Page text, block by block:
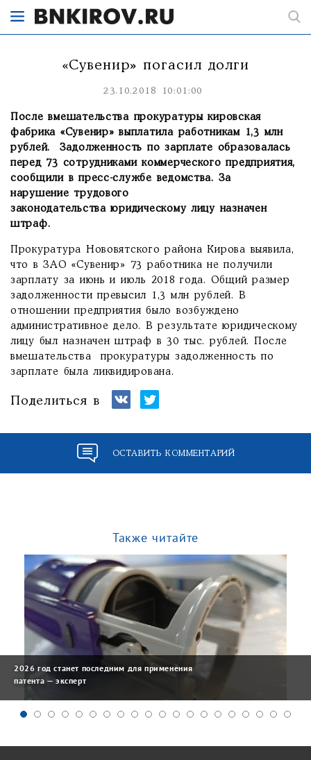
«Сувенир» погасил долги
23.10.2018 10:01:00
После вмешательства прокуратуры кировская
фабрика «Сувенир» выплатила работникам 1,3 млн
рублей. Задолженность по зарплате образовалась
перед 73 сотрудниками коммерческого предприятия,
сообщили в пресс-службе ведомства. За
нарушение трудового
законодательства юридическому лицу назначен
штраф.
Прокуратура Нововятского района Кирова выявила,
что в ЗАО «Сувенир» 73 работника не получили
зарплату за июнь и июль 2018 года. Общий размер
задолженности превысил 1,3 млн рублей. В
отношении предприятия было возбуждено
административное дело. В результате юридическому
лицу был назначен штраф в 30 тыс. рублей. После
вмешательства прокуратуры задолженность по
зарплате была ликвидирована.
Поделиться в
ОСТАВИТЬ КОММЕНТАРИЙ
Также читайте
2026 год станет последним для применения
патента — эксперт